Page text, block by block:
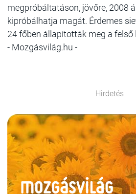
megpróbáltatáson, jövőre, 2008
kipróbálhatja magát. Érdemes
24 főben állapították meg a felső
- Mozgásvilág.hu -
Hirdetés